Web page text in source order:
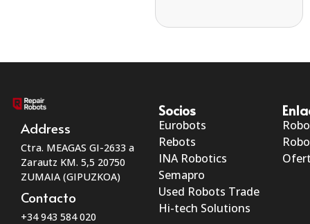
Address
Ctra. MEAGAS GI-2633 a
Zarautz KM. 5,5 20750
ZUMAIA (GIPUZKOA)
Contacto
+34 943 584 020
Socios
Eurobots
Rebots
INA Robotics
Semapro
Used Robots Trade
Hi-tech Solutions